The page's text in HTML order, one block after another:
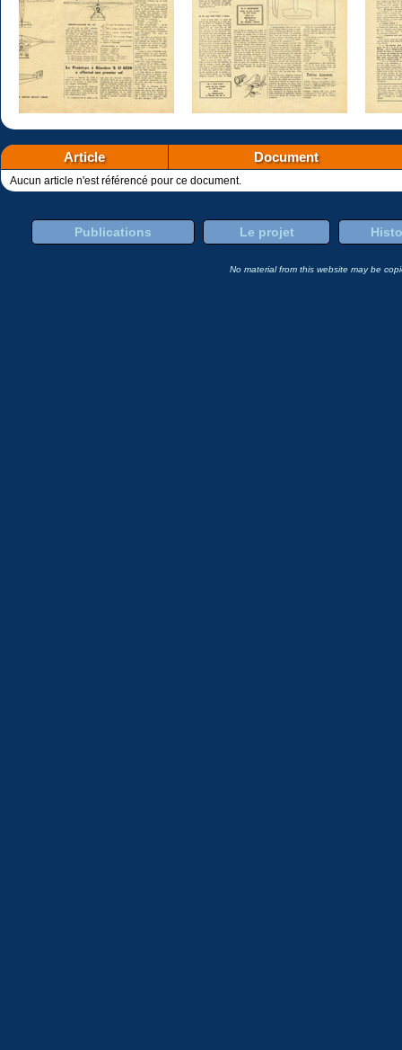
Article Document
Aucun article n'est référencé pour ce document.
Publications Le projet
No material from this website may be